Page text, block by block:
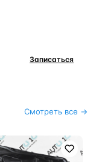
Записаться
Смотреть все →